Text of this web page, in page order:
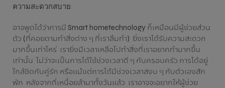
ความสะดวกสบาย
อาจพูดได้ว่าการมี Smart hometechnology ก็เหมือนมีผู้ช่วยส่วน
ตัว (ที่คอยตามทำสิ่งต่าง ๆ ที่เราลืมทำ) ยิ่งเราได้รับความสะดวก
มากขึ้นเท่าไหร่ เรายิ่งมีเวลาเหลือไปทำสิ่งที่เราอยากทำมากขึ้น
เท่านั้น ไม่ว่าจะเป็นการได้ใช้ช่วงเวลาดี ๆ กับครอบครัว การได้อยู่
ใกล้ชิดกับคู่รัก หรือแม้แต่การได้มีช่วงเวลาสงบ ๆ กับตัวเองสัก
พัก หลังจากที่เหนื่อยล้ามาทั้งวันแล้ว เราอาจจะอยากให้ผู้ช่วย